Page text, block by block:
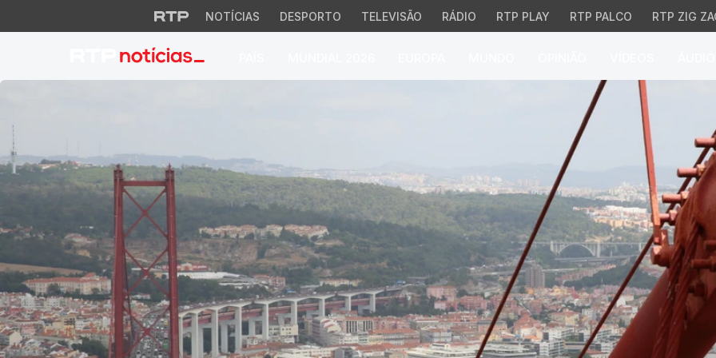
NOTÍCIAS DESPORTO TELEVISÃO RÁDIO RTP PLAY RTP PALCO RTP ZIG